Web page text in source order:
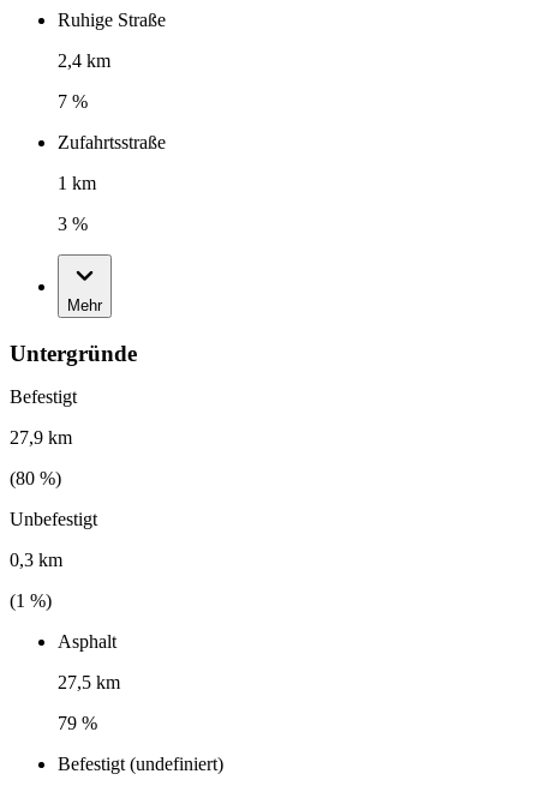
Ruhige Straße
2,4 km
7 %
Zufahrtsstraße
1 km
3 %
Mehr
Untergründe
Befestigt
27,9 km
(80 %)
Unbefestigt
0,3 km
(1 %)
Asphalt
27,5 km
79 %
Befestigt (undefiniert)